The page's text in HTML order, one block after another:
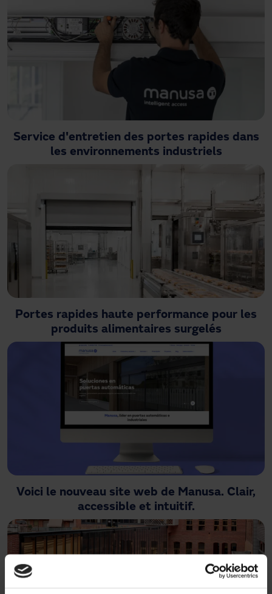
Service d'entretien des portes rapides dans
les environnements industriels
Portes rapides haute performance pour les
produits alimentaires surgelés
Voici le nouveau site web de Manusa. Clair,
accessible et intuitif.